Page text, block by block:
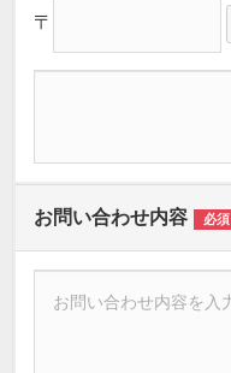
〒
お問い合わせ内容 必須